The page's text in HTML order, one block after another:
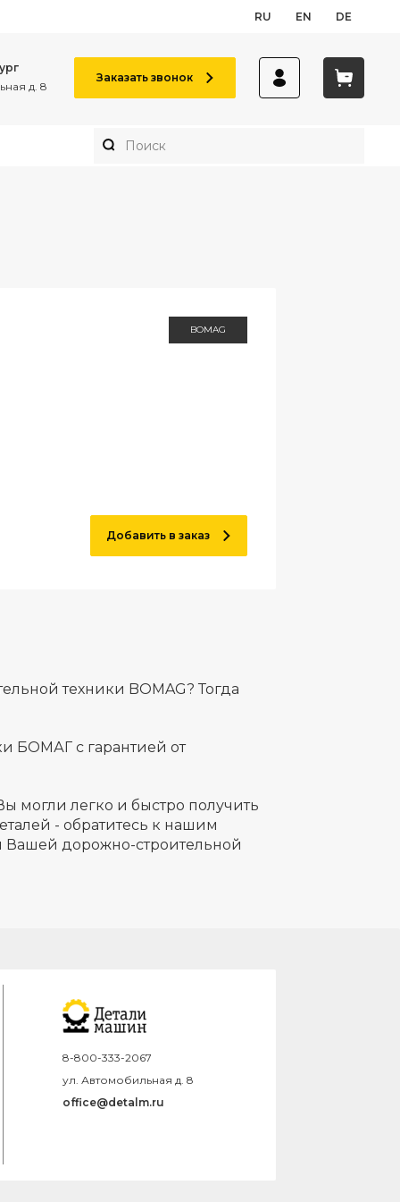
RU EN DE
д. 8
Заказать звонок
BOMAG
Добавить в заказ
техники BOMAG? Тогда
БОМАГ с гарантией от
могли легко и быстро получить
- обратитесь к нашим
Вашей дорожно-строительной
8-800-333-2067
ул. Автомобильная д. 8
office@detalm.ru